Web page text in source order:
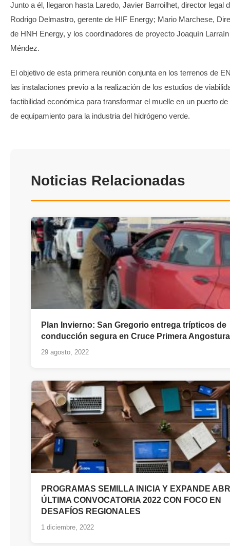
Junto a él, llegaron hasta Laredo, Javier Barroilhet, director legal
Rodrigo Delmastro, gerente de HIF Energy; Mario Marchese,
de HNH Energy, y los coordinadores de proyecto Joaquín
Méndez.
El objetivo de esta primera reunión conjunta en los terrenos de
las instalaciones previo a la realización de los estudios de
factibilidad económica para transformar el muelle en un puerto
de equipamiento para la industria del hidrógeno verde.
Noticias Relacionadas
Plan Invierno: San Gregorio entrega trípticos de
conducción segura en Cruce Primera Angostura
29 agosto, 2022
PROGRAMAS SEMILLA INICIA Y EXPANDE
ÚLTIMA CONVOCATORIA 2022 CON FOCO EN
DESAFÍOS REGIONALES
1 diciembre, 2022